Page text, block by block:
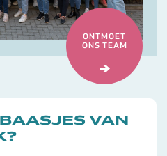
ONTMOET
ONS TEAM
VAN